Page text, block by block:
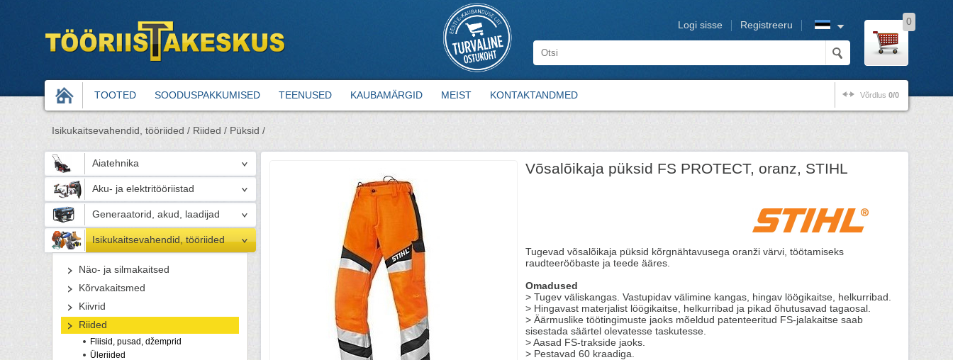
Registreeru
Logi sisse 0
TOOTED SOODUSPAKKUMISED TEENUSED KAUBAMÄRGID MEIST KONTAKTANDMED Võrdlus 0/0
Isikukaitsevahendid, tööriided / Riided / Püksid /
Aiatehnika
Aku- ja elektritööriistad
Generaatorid, akud, laadijad
Isikukaitsevahendid, tööriided
Näo- ja silmakaitsed
Kõrvakaitsmed
Kiivrid
Riided
Fliisid, pusad, džemprid
Üleriided
Võsalõikaja püksid FS PROTECT, oranz, STIHL
Tugevad võsalõikaja püksid kõrgnähtavusega oranži värvi, töötamiseks
raudteerööbaste ja teede ääres.
Omadused
> Tugev väliskangas. Vastupidav välimine kangas, hingav löögikaitse, helkurribad.
> Hingavast materjalist löögikaitse, helkurribad ja pikad õhutusavad tagaosal.
> Äärmuslike töötingimuste jaoks mõeldud patenteeritud FS-jalakaitse saab
sisestada säärtel olevatesse taskutesse.
> Aasad FS-trakside jaoks.
> Pestavad 60 kraadiga.